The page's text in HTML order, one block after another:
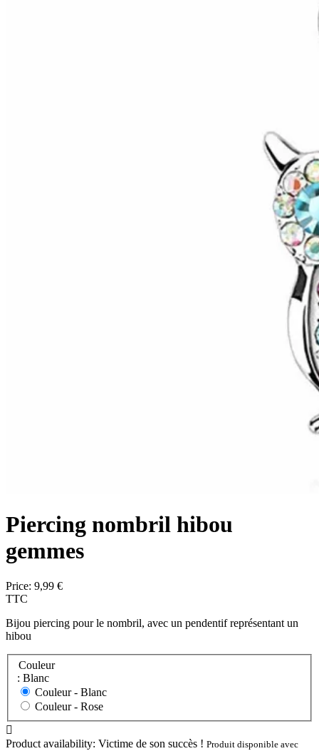
Piercing nombril hibou
gemmes
Price: 9,99 €
TTC
Bijou piercing pour le nombril, avec un pendentif représentant un
hibou
Couleur
: Blanc
Couleur - Blanc
Couleur - Rose

Product availability: Victime de son succès ! Produit disponible avec